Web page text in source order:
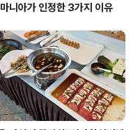
니아가 인정한 3가지 이유